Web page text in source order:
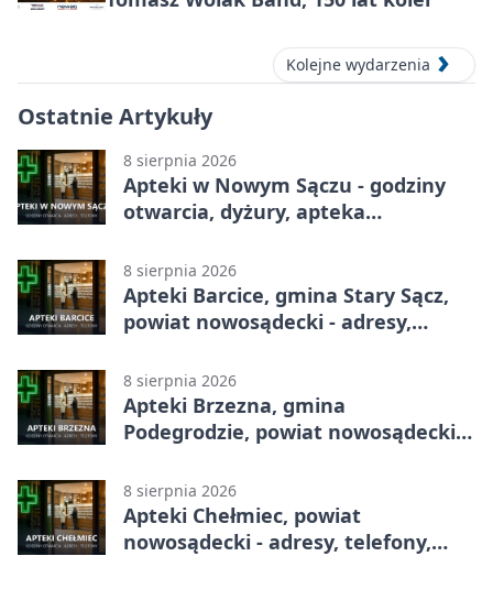
Kolejne wydarzenia
Ostatnie Artykuły
8 sierpnia 2026
Apteki w Nowym Sączu - godziny
otwarcia, dyżury, apteka
8 sierpnia 2026
Apteki Barcice, gmina Stary Sącz,
powiat nowosądecki - adresy,
8 sierpnia 2026
Apteki Brzezna, gmina
Podegrodzie, powiat nowosądecki -
8 sierpnia 2026
Apteki Chełmiec, powiat
nowosądecki - adresy, telefony,